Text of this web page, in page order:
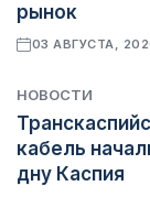
рынок
03 АВГУСТА,
НОВОСТИ
кабель
дну Каспия